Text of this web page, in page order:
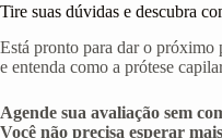
Tire suas dúvidas e descubra
Está pronto para dar o próximo
e entenda como a prótese
Agende sua avaliação sem
Você não precisa esperar